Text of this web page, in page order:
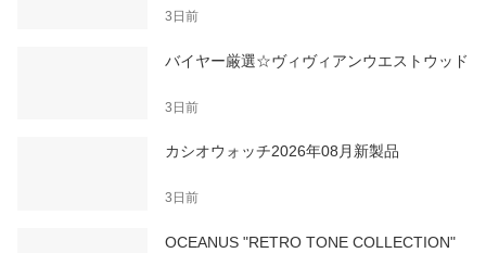
3日前
バイヤー厳選☆ヴィヴィアンウエストウッド
3日前
カシオウォッチ2026年08月新製品
3日前
OCEANUS "RETRO TONE COLLECTION"